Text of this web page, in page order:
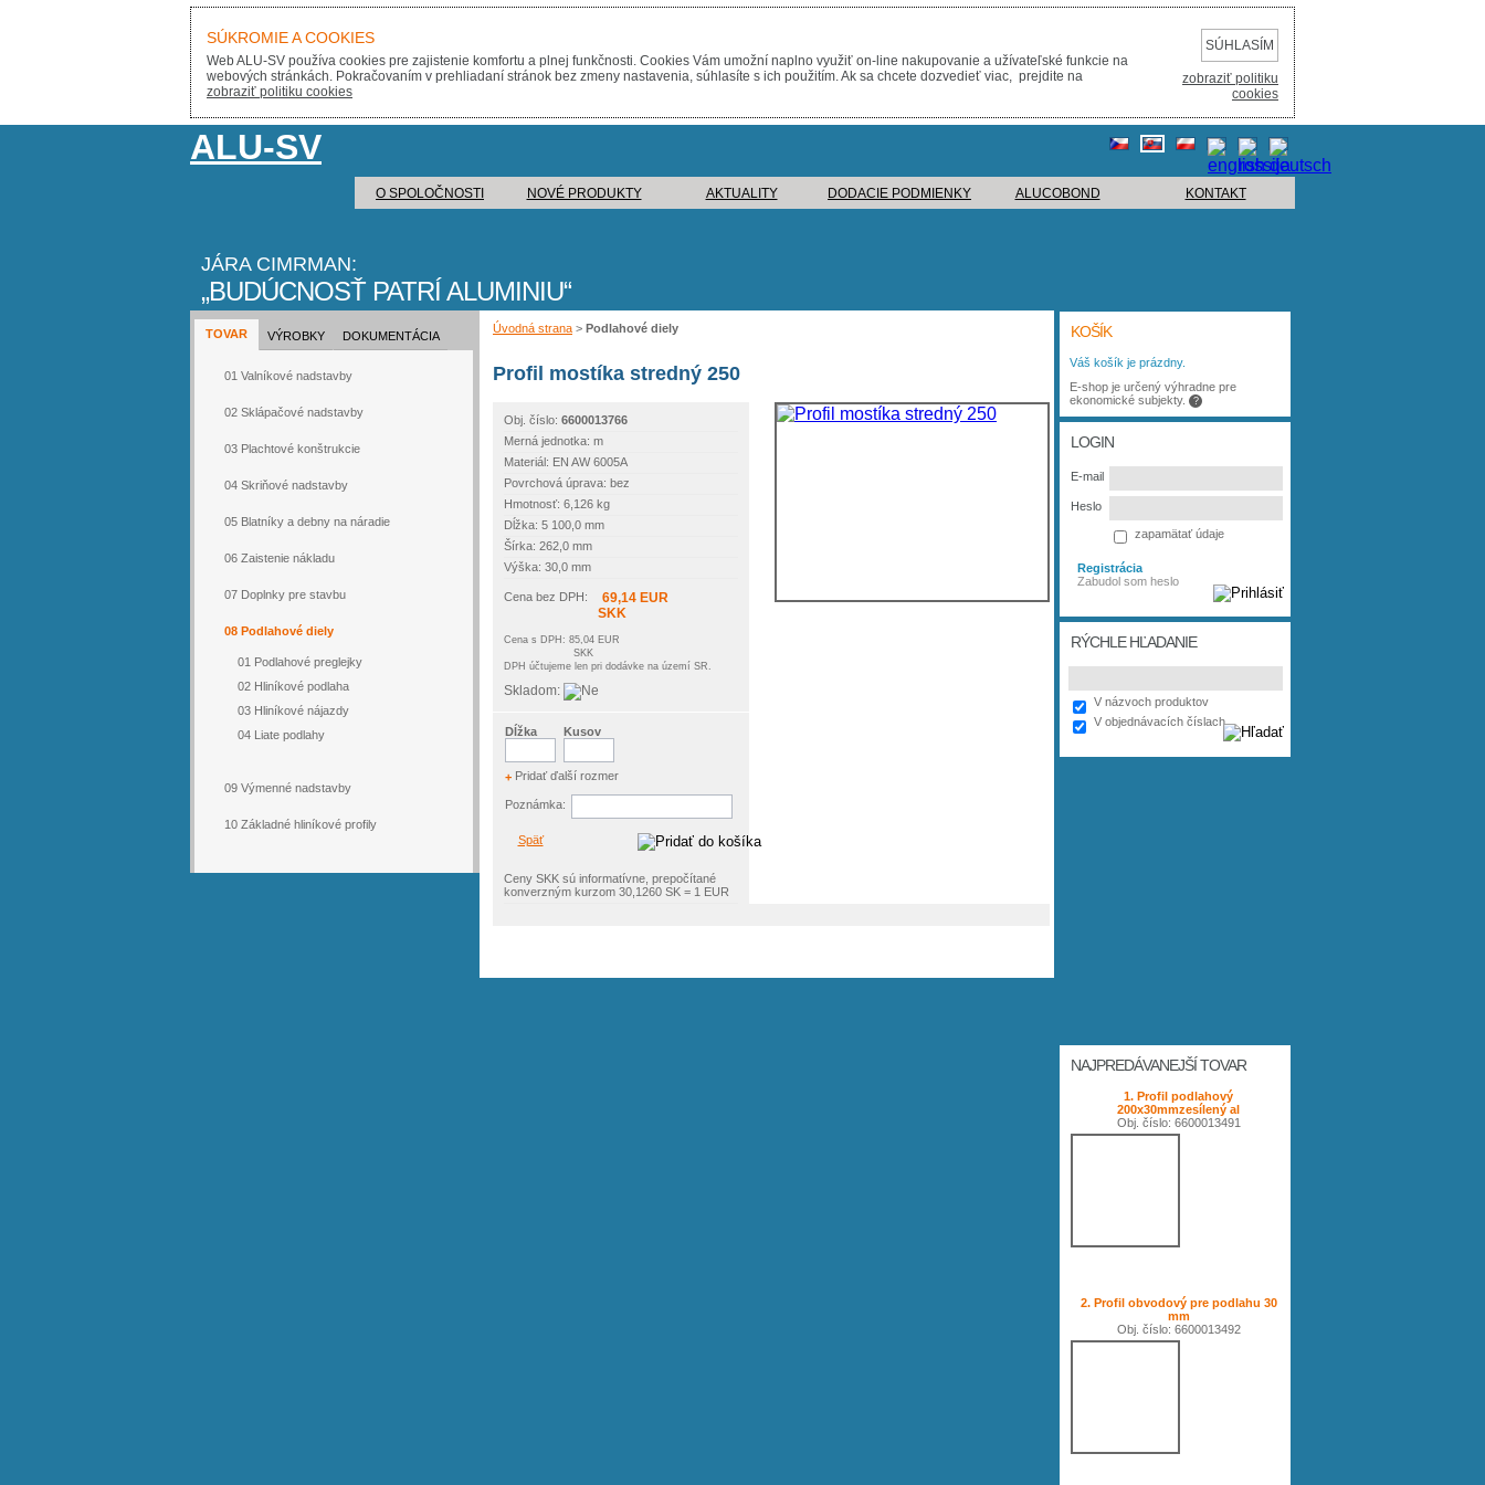
ALU-SV
O SPOLOČNOSTI NOVÉ PRODUKTY AKTUALITY DODACIE PODMIENKY ALUCOBOND KONTAKT
JÁRA CIMRMAN:
BUDÚCNOSŤ PATRÍ ALUMINIU
TOVAR
01 Valníkové nadstavby
02 Sklápačové nadstavby
03 Plachtové konštrukcie
04 Skriňové nadstavby
05 Blatníky a debny na náradie
06 Zaistenie nákladu
07 Doplnky pre stavbu
08 Podlahové diely
01 Podlahové preglejky
02 Hliníkové podlaha
03 Hliníkové nájazdy
04 Liate podlahy
09 Výmenné nadstavby
10 Základné hliníkové profily
VÝROBKY DOKUMENTÁCIA
Úvodná strana > Podlahové diely
Profil mostíka stredný 250
Obj. číslo: 6600013766
Merná jednotka: m
Materiál: EN AW 6005A
Povrchová úprava: bez
Hmotnosť: 6,126 kg
Dĺžka: 5 100,0 mm
Šírka: 262,0 mm
Výška: 30,0 mm
Cena bez DPH:
69,14 EUR
SKK
Cena s DPH: 85,04 EUR
SKK
DPH účtujeme len pri dodávke na území SR.
Skladom:
Dĺžka Kusov
+ Pridať ďalší rozmer
Poznámka:
Späť
Ceny SKK sú informatívne, prepočítané
konverzným kurzom 30,1260 SK = 1 EUR
KOŠÍK
Váš košík je prázdny.
E-shop je určený výhradne pre
ekonomické subjekty.
?
LOGIN
E-mail
Heslo
zapamätať údaje
Registrácia
Zabudol som heslo
RÝCHLE HĽADANIE
V názvoch produktov
V objednávacích číslach
NAJPREDÁVANEJŠÍ TOVAR
1. Profil podlahový
200x30mmzesílený al
Obj. číslo: 6600013491
2. Profil obvodový pre podlahu 30
mm
Obj. číslo: 6600013492
SÚKROMIE A COOKIES
Web ALU-SV používa cookies pre zajistenie komfortu a plnej funkčnosti. Cookies Vám umožní naplno využiť on-line nakupovanie a užívateľské funkcie na
webových stránkách. Pokračovaním v prehliadaní stránok bez zmeny nastavenia, súhlasíte s ich použitím. Ak sa chcete dozvedieť viac, prejdite na
zobraziť politiku cookies
SÚHLASÍM
zobraziť politiku
cookies